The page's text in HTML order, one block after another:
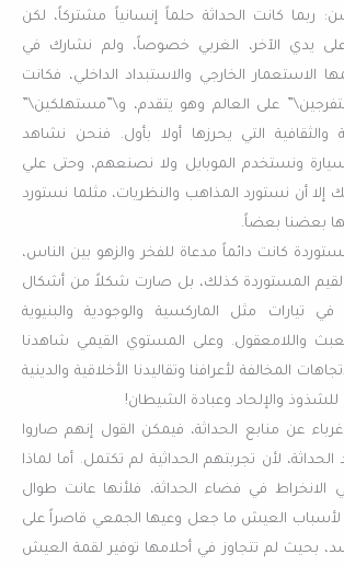
ربما كانت الحداثة حلماً إنسانياً مشتركاً، لكن
يدي الآخر، الغربي خصوصاً، ولم نشارك في
الاستعمار الخارجي والاستبداد الداخلي، فكانت
على العالم وهو يتقدم، و\”مستهلكين\”
والثقافية التي يحرزها أولا بأول. فنحن نشاهد
ونستخدم الموبايل ولا نصنعهم، وحتى علي
إلا أن نستورد المذاهب والنظريات، مثلما نستورد
بعضنا بعضاً.
كانت دائماً مدعاة للفخر والزهو بين الناس،
المستوردة كذلك، بل صارت شكلاً من أشكال
تيارات مثل الماركسية والوجودية والبنيوية
واللامعقول. وعلى المستوي القيمي شاهدنا
المخالفة لأعرافنا وتقاليدنا الأخلاقية والدينية
والإلحاد وعبادة الشيطان!
عن منابع الحداثة، فيمكن القول إنهم صاروا
لأن تجربتهم الحداثية لم تكتمل. أما لماذا
في فضاء الحداثة، فلأنها عانت طوال
لأسباب العيش ما جعل وعيها الجمعي قاصراً على
بحيث لم تتجاوز في أحلامها توفير لقمة العيش